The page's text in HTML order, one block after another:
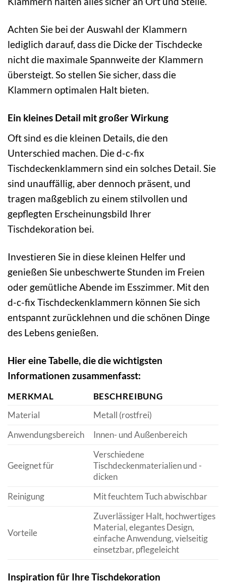
Achten Sie bei der Auswahl der Klammern
lediglich darauf, dass die Dicke der Tischdecke
nicht die maximale Spannweite der Klammern
übersteigt. So stellen Sie sicher, dass die
Klammern optimalen Halt bieten.
Ein kleines Detail mit großer Wirkung
Oft sind es die kleinen Details, die den
Unterschied machen. Die d-c-fix
Tischdeckenklammern sind ein solches Detail. Sie
sind unauffällig, aber dennoch präsent, und
tragen maßgeblich zu einem stilvollen und
gepflegten Erscheinungsbild Ihrer
Tischdekoration bei.
Investieren Sie in diese kleinen Helfer und
genießen Sie unbeschwerte Stunden im Freien
oder gemütliche Abende im Esszimmer. Mit den
d-c-fix Tischdeckenklammern können Sie sich
entspannt zurücklehnen und die schönen Dinge
des Lebens genießen.
Hier eine Tabelle, die die wichtigsten
Informationen zusammenfasst:
MERKMAL
BESCHREIBUNG
Material
Metall (rostfrei)
Anwendungsbereich
Innen- und Außenbereich
Geeignet für
Verschiedene
Tischdeckenmaterialien und -
dicken
Reinigung
Mit feuchtem Tuch abwischbar
Vorteile
Zuverlässiger Halt, hochwertiges
Material, elegantes Design,
einfache Anwendung, vielseitig
einsetzbar, pflegeleicht
Inspiration für Ihre Tischdekoration